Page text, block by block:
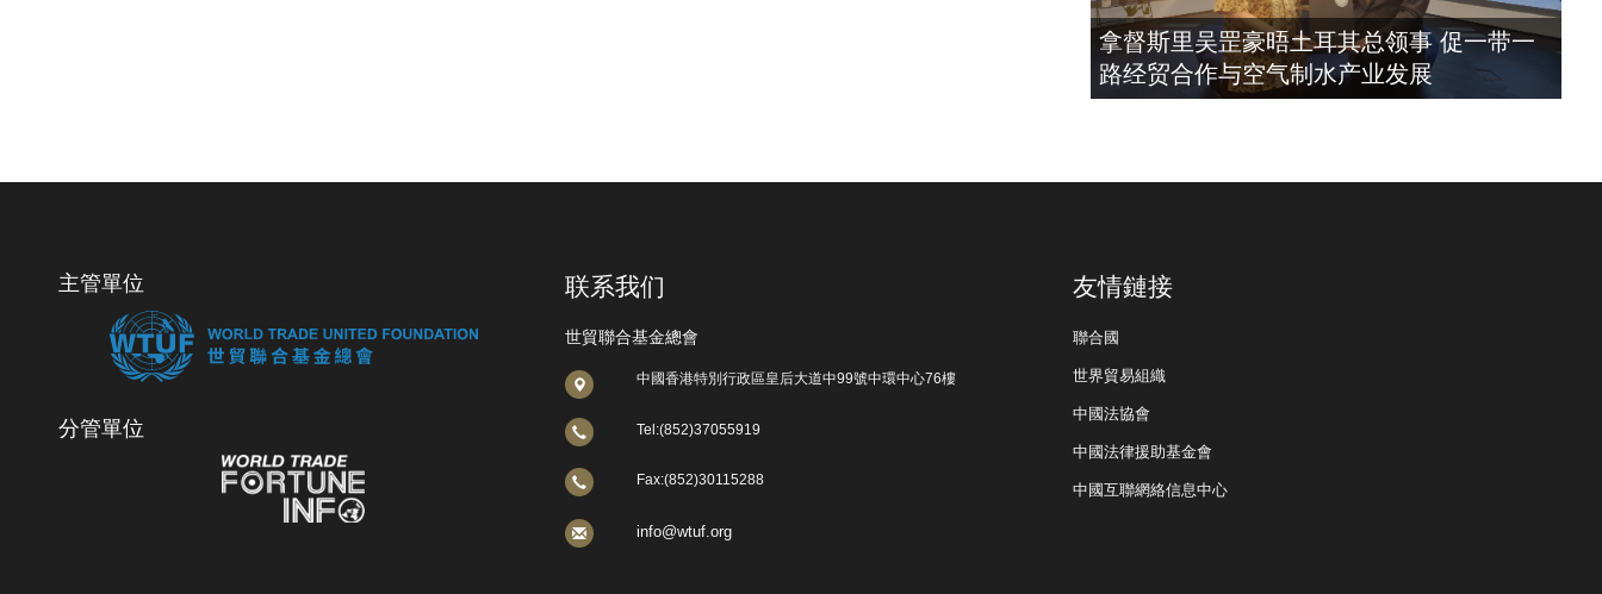
拿督斯里吴罡豪晤土耳其总领事 促一带一
路经贸合作与空气制水产业发展
主管單位
分管單位
联系我们
世貿聯合基金總會
中國香港特別行政區皇后大道中99號中環中心76樓
Tel:(852)37055919
Fax:(852)30115288
info@wtuf.org
友情鏈接
聯合國
世界貿易組織
中國法協會
中國法律援助基金會
中國互聯網絡信息中心